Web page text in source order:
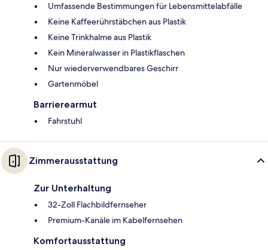
Umfassende Bestimmungen für Lebensmittelabfälle
Keine Kaffeerührstäbchen aus Plastik
Keine Trinkhalme aus Plastik
Kein Mineralwasser in Plastikflaschen
Nur wiederverwendbares Geschirr
Gartenmöbel
Barrierearmut
Fahrstuhl
Zimmerausstattung
Zur Unterhaltung
32-Zoll Flachbildfernseher
Premium-Kanäle im Kabelfernsehen
Komfortausstattung